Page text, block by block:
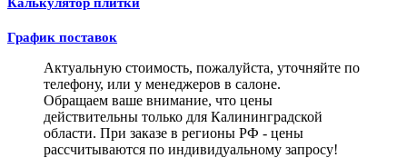
График поставок
Актуальную стоимость, пожалуйста, уточняйте по
телефону, или у менеджеров в салоне.
Обращаем ваше внимание, что цены
действительны только для Калининградской
области. При заказе в регионы РФ - цены
рассчитываются по индивидуальному запросу!